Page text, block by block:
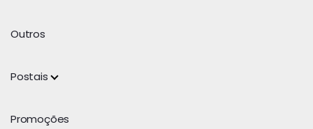
Outros
Postais
Promoções